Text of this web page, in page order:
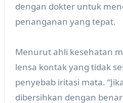
dengan dokter untuk
penanganan yang tepat.
Menurut ahli kesehatan
lensa kontak yang tidak
penyebab iritasi mata.
dibersihkan dengan